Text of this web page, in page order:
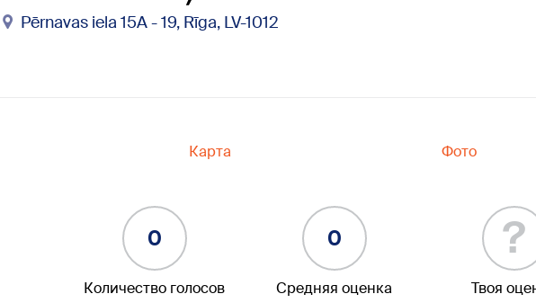
Pērnavas iela 15A - 19, Rīga, LV-1012
Карта Фото
0
Количество голосов
0
Средняя оценка
?
Твоя